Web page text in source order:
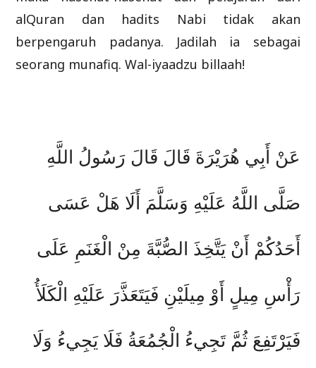
alQuran dan hadits Nabi tidak akan
berpengaruh padanya. Jadilah ia sebagai
seorang munafiq. Wal-iyaadzu billaah!
عَنْ أَبِي هُرَيْرَةَ قَالَ قَالَ رَسُولُ اللَّهِ
صَلَّى اللَّهُ عَلَيْهِ وَسَلَّمَ أَلَا هَلْ عَسَى
أَحَدُكُمْ أَنْ يَتَّخِذَ الصُّبَّةَ مِنْ الْغَنَمِ عَلَى
رَأْسِ مِيلٍ أَوْ مِيلَيْنِ فَيَتَعَذَّرَ عَلَيْهِ الْكَلَأُ
فَيَرْتَفِعَ ثُمَّ تَجِيءُ الْجُمُعَةُ فَلَا يَجِيءُ وَلَا